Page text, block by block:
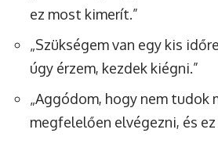
ez most kimerít.”
„Szükségem van egy kis
úgy érzem, kezdek kiégni.”
„Aggódom, hogy nem tudok
megfelelően elvégezni, és